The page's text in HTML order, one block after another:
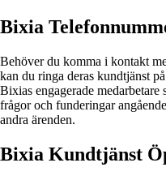
Bixia
Behöver du komma i kontakt
kan du ringa deras kundtjänst
Bixias engagerade
frågor och funderingar
andra ärenden.
Bixia Kundtjänst